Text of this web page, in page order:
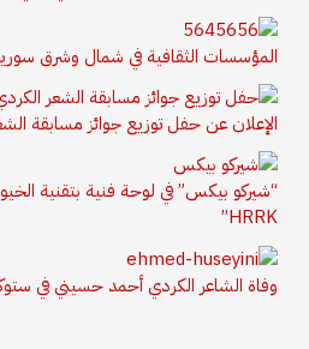
المؤسسات الثقافية في شمال وشرق
الإعلان عن حفل توزيع جوائز مسابقة
“شيركو بيكس” في لوحة فنية بتقنية
HRRK”
وفاة الشاعر الكردي أحمد حسيني في